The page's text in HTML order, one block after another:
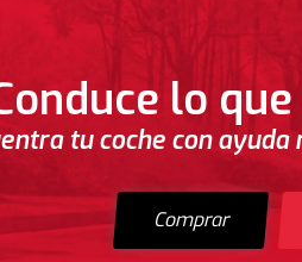
lo
tu coche con
Comprar